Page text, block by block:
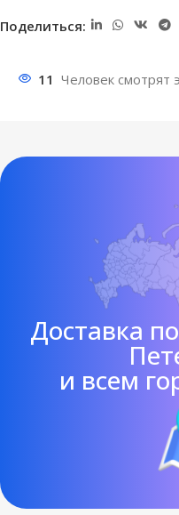
Поделиться:
11 Человек смотрят
Доставка
и всем